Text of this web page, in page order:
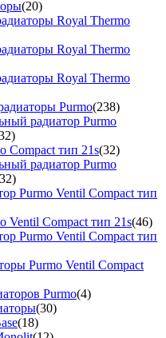
(20)
Royal Thermo
Royal Thermo
Royal Thermo
Purmo(238)
радиатор Purmo
Compact тип 21s(32)
радиатор Purmo
Purmo Ventil Compact тип
Ventil Compact тип 21s(46)
Purmo Ventil Compact тип
Purmo Ventil Compact
Purmo(4)
(30)
(18)